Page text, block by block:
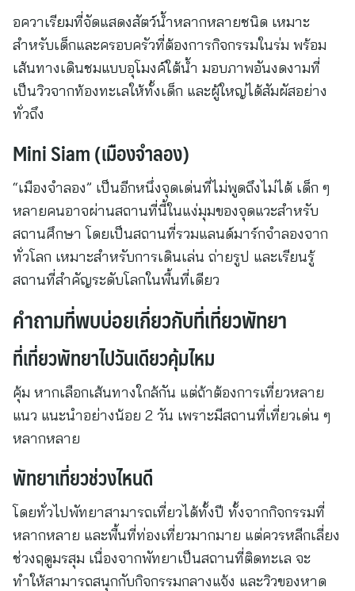
อควาเรียมที่จัดแสดงสัตว์น้ำหลากหลายชนิด เหมาะ
สำหรับเด็กและครอบครัวที่ต้องการกิจกรรมในร่ม พร้อม
เส้นทางเดินชมแบบอุโมงค์ใต้น้ำ มอบภาพอันงดงามที่
เป็นวิวจากท้องทะเลให้ทั้งเด็ก และผู้ใหญ่ได้สัมผัสอย่าง
ทั่วถึง
Mini Siam (เมืองจำลอง)
“เมืองจำลอง” เป็นอีกหนึ่งจุดเด่นที่ไม่พูดถึงไม่ได้ เด็ก ๆ
หลายคนอาจผ่านสถานที่นี้ในแง่มุมของจุดแวะสำหรับ
สถานศึกษา โดยเป็นสถานที่รวมแลนด์มาร์กจำลองจาก
ทั่วโลก เหมาะสำหรับการเดินเล่น ถ่ายรูป และเรียนรู้
สถานที่สำคัญระดับโลกในพื้นที่เดียว
คำถามที่พบบ่อยเกี่ยวกับที่เที่ยวพัทยา
ที่เที่ยวพัทยาไปวันเดียวคุ้มไหม
คุ้ม หากเลือกเส้นทางใกล้กัน แต่ถ้าต้องการเที่ยวหลาย
แนว แนะนำอย่างน้อย 2 วัน เพราะมีสถานที่เที่ยวเด่น ๆ
หลากหลาย
พัทยาเที่ยวช่วงไหนดี
โดยทั่วไปพัทยาสามารถเที่ยวได้ทั้งปี ทั้งจากกิจกรรมที่
หลากหลาย และพื้นที่ท่องเที่ยวมากมาย แต่ควรหลีกเลี่ยง
ช่วงฤดูมรสุม เนื่องจากพัทยาเป็นสถานที่ติดทะเล จะ
ทำให้สามารถสนุกกับกิจกรรมกลางแจ้ง และวิวของหาด